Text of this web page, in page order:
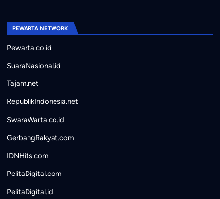
PEWARTA NETWORK
Pewarta.co.id
SuaraNasional.id
Tajam.net
RepublikIndonesia.net
SwaraWarta.co.id
GerbangRakyat.com
IDNHits.com
PelitaDigital.com
PelitaDigital.id